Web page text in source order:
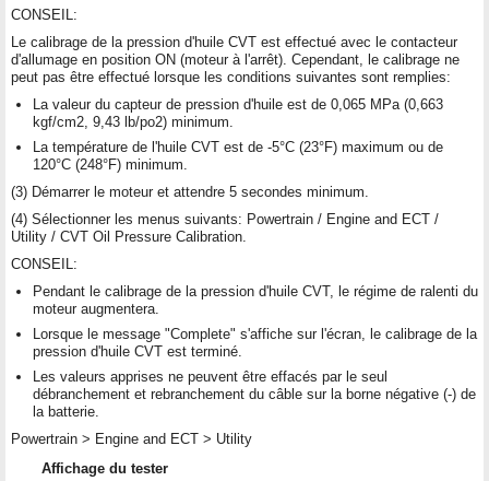
CONSEIL:
Le calibrage de la pression d'huile CVT est effectué avec le contacteur
d'allumage en position ON (moteur à l'arrêt). Cependant, le calibrage ne
peut pas être effectué lorsque les conditions suivantes sont remplies:
La valeur du capteur de pression d'huile est de 0,065 MPa (0,663
kgf/cm2, 9,43 lb/po2) minimum.
La température de l'huile CVT est de -5°C (23°F) maximum ou de
120°C (248°F) minimum.
(3) Démarrer le moteur et attendre 5 secondes minimum.
(4) Sélectionner les menus suivants: Powertrain / Engine and ECT /
Utility / CVT Oil Pressure Calibration.
CONSEIL:
Pendant le calibrage de la pression d'huile CVT, le régime de ralenti du
moteur augmentera.
Lorsque le message "Complete" s'affiche sur l'écran, le calibrage de la
pression d'huile CVT est terminé.
Les valeurs apprises ne peuvent être effacés par le seul
débranchement et rebranchement du câble sur la borne négative (-) de
la batterie.
Powertrain > Engine and ECT > Utility
Affichage du tester